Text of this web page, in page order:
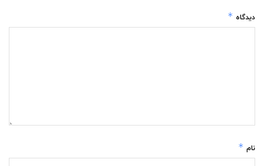
دیدگاه *
نام *